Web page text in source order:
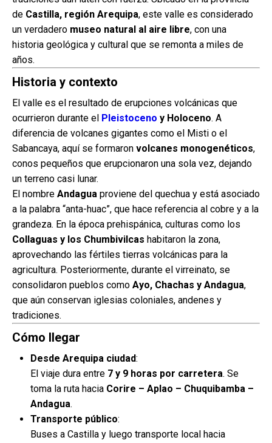
de Castilla, región Arequipa, este valle es considerado
un verdadero museo natural al aire libre, con una
historia geológica y cultural que se remonta a miles de
años.
Historia y contexto
El valle es el resultado de erupciones volcánicas que
ocurrieron durante el Pleistoceno y Holoceno. A
diferencia de volcanes gigantes como el Misti o el
Sabancaya, aquí se formaron volcanes monogenéticos,
conos pequeños que erupcionaron una sola vez, dejando
un terreno casi lunar.
El nombre Andagua proviene del quechua y está asociado
a la palabra “anta-huac”, que hace referencia al cobre y a la
grandeza. En la época prehispánica, culturas como los
Collaguas y los Chumbivilcas habitaron la zona,
aprovechando las fértiles tierras volcánicas para la
agricultura. Posteriormente, durante el virreinato, se
consolidaron pueblos como Ayo, Chachas y Andagua,
que aún conservan iglesias coloniales, andenes y
tradiciones.
Cómo llegar
Desde Arequipa ciudad:
El viaje dura entre 7 y 9 horas por carretera. Se
toma la ruta hacia Corire – Aplao – Chuquibamba –
Andagua.
Transporte público:
Buses a Castilla y luego transporte local hacia